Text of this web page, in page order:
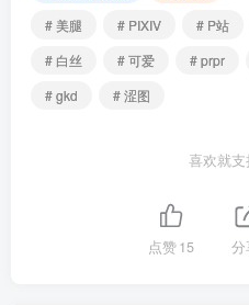
# 美腿
# PIXIV # P站
# 白丝
# 可爱 # prpr
# gkd
# 涩图
喜欢就
点赞15 分